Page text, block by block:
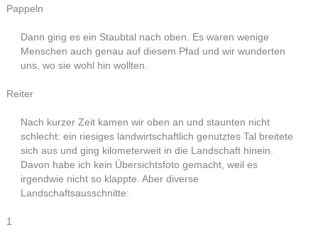
Pappeln
Dann ging es ein Staubtal nach oben. Es waren wenige
Menschen auch genau auf diesem Pfad und wir wunderten
uns, wo sie wohl hin wollten.
Reiter
Nach kurzer Zeit kamen wir oben an und staunten nicht
schlecht: ein riesiges landwirtschaftlich genutztes Tal breitete
sich aus und ging kilometerweit in die Landschaft hinein.
Davon habe ich kein Übersichtsfoto gemacht, weil es
irgendwie nicht so klappte. Aber diverse
Landschaftsausschnitte:
1